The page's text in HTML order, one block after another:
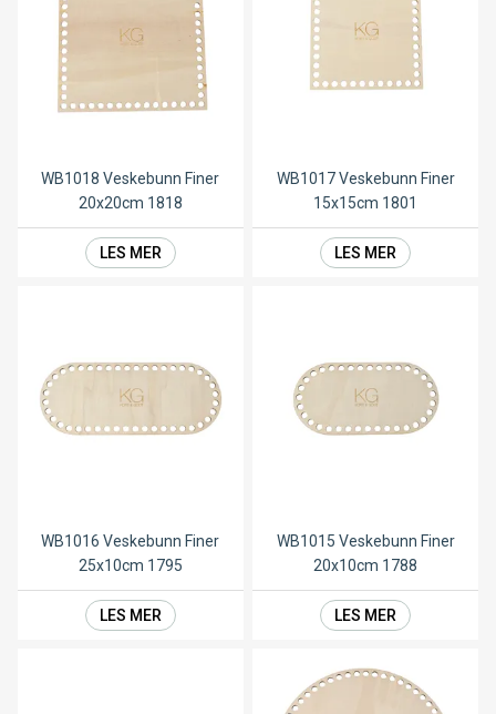
WB1018 Veskebunn Finer
20x20cm 1818
LES MER
WB1017 Veskebunn Finer
15x15cm 1801
LES MER
WB1016 Veskebunn Finer
25x10cm 1795
LES MER
WB1015 Veskebunn Finer
20x10cm 1788
LES MER